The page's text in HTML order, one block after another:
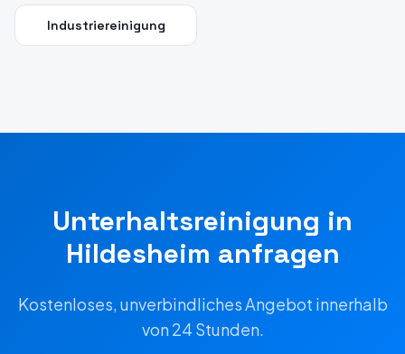
Industriereinigung
Unterhaltsreinigung in
Hildesheim anfragen
Kostenloses, unverbindliches Angebot innerhalb
von 24 Stunden.